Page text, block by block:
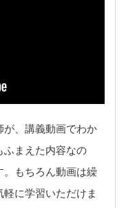
が、講義動画でわか
ふまえた内容なの
。もちろん動画は繰
に学習いただけま